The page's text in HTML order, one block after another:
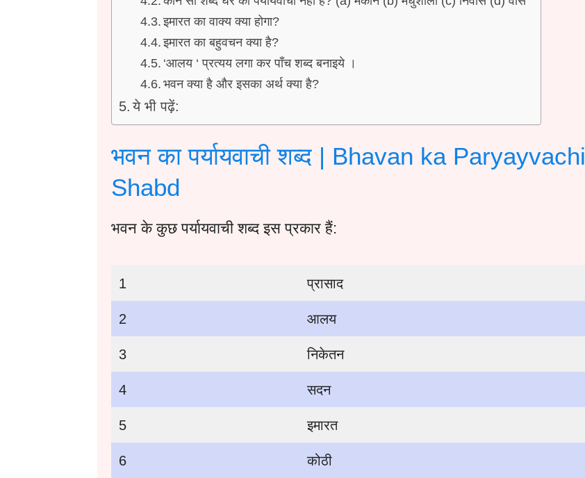
इमारत का वाक्य क्या होगा?
इमारत का बहुवचन क्या है?
‘आलय ‘ प्रत्यय लगा कर पाँच शब्द बनाइये ।
भवन क्या है और इसका अर्थ क्या है?
ये भी पढ़ें:
भवन का पर्यायवाची शब्द | Bhavan ka Paryayvachi
Shabd
भवन के कुछ पर्यायवाची शब्द इस प्रकार हैं:
1 प्रासाद
2 आलय
3 निकेतन
4 सदन
5 इमारत
6 कोठी